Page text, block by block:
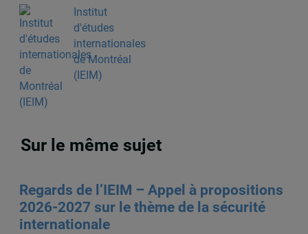
Institut
d'études
internationales
de Montréal
(IEIM)
Sur le même sujet
Regards de l’IEIM – Appel à propositions
2026-2027 sur le thème de la sécurité
internationale